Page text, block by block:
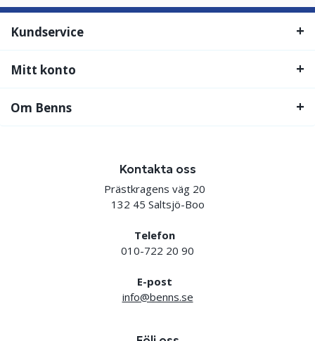
Kundservice
Mitt konto
Om Benns
Kontakta oss
Prästkragens väg 20
132 45 Saltsjö-Boo
Telefon
010-722 20 90
E-post
info@benns.se